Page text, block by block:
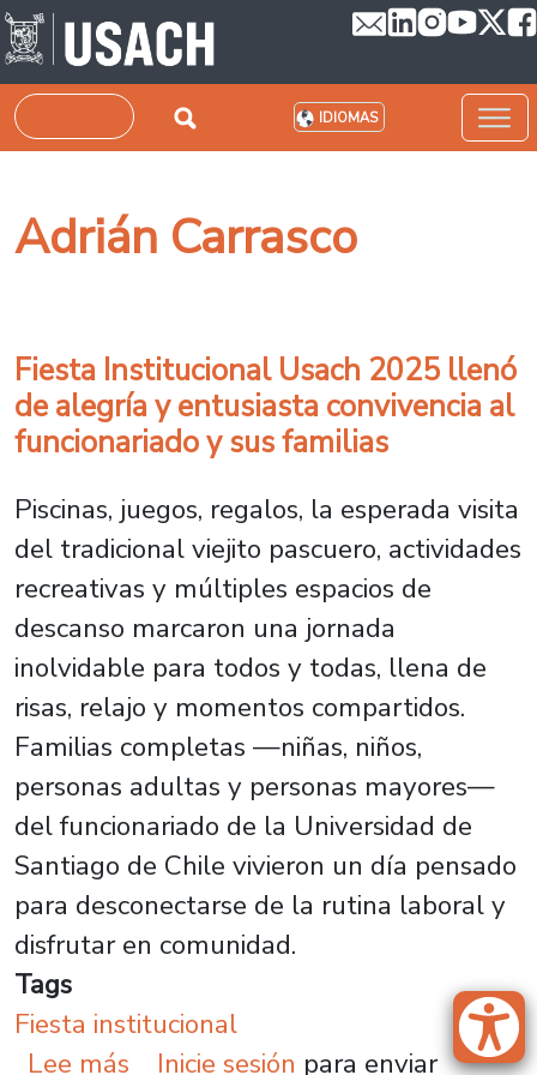
Pasar al contenido principal
Buscar IDIOMAS
Adrián Carrasco
Fiesta Institucional Usach 2025 llenó
de alegría y entusiasta convivencia al
funcionariado y sus familias
Piscinas, juegos, regalos, la esperada visita
del tradicional viejito pascuero, actividades
recreativas y múltiples espacios de
descanso marcaron una jornada
inolvidable para todos y todas, llena de
risas, relajo y momentos compartidos.
Familias completas —niñas, niños,
personas adultas y personas mayores—
del funcionariado de la Universidad de
Santiago de Chile vivieron un día pensado
para desconectarse de la rutina laboral y
disfrutar en comunidad.
Tags
Fiesta institucional
Lee más sobre Fiesta Institucional
Inicie sesión para enviar